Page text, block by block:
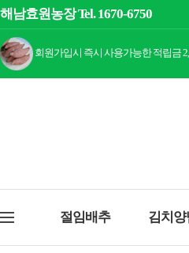
해남효원농장 Tel. 1670-6750
회원가입시 즉시 사용가능한 적립금
절임배추 김치양